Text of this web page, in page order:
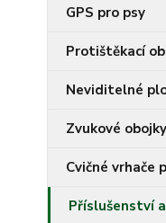
GPS pro psy
Protištěkací
Neviditelné
Zvukové obojky
Cvičné vrhače
Příslušenství